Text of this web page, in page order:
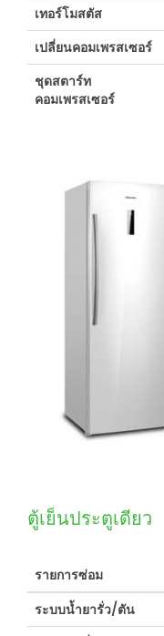
เทอร์โมสตัส
เปลี่ยนคอมเพรสเซอร์
ชุดสตาร์ท
คอมเพรสเซอร์
ตู้เย็นประตูเดียว
รายการซ่อม
ระบบน้ำยารั่ว/ตัน